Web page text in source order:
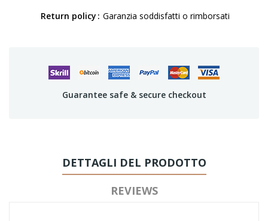
Return policy Garanzia soddisfatti o rimborsati
Guarantee safe & secure checkout
DETTAGLI DEL PRODOTTO
REVIEWS